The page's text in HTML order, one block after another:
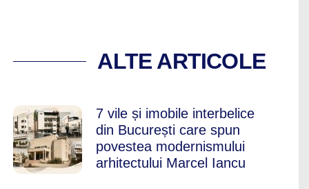
ALTE ARTICOLE
7 vile și imobile interbelice
din București care spun
povestea modernismului
arhitectului Marcel Iancu